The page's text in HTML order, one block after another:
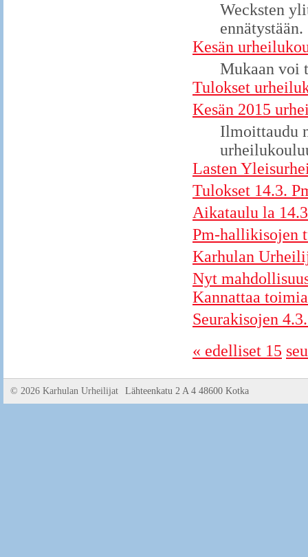
Wecksten
ennätystään.
Kesän
Mukaan voi
Tulokset
Kesän 2015
Ilmoittaudu
Lasten
Tulokset 14.3.
Aikataulu la
Pm-hallikisojen
Karhulan
Nyt
Kannattaa
Seurakisojen
« edelliset 15
© 2026 Karhulan Urheilijat Lähteenkatu 2 A 4 48600 Kotka